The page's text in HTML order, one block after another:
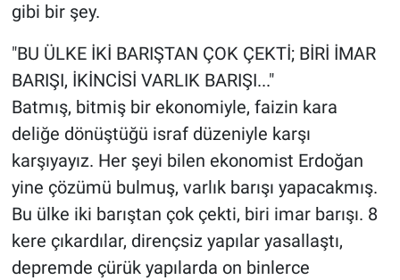
gibi bir şey.
"BU ÜLKE İKİ BARIŞTAN ÇOK ÇEKTİ; BİRİ İMAR
BARIŞI, İKİNCİSİ VARLIK BARIŞI..."
Batmış, bitmiş bir ekonomiyle, faizin kara
deliğe dönüştüğü israf düzeniyle karşı
karşıyayız. Her şeyi bilen ekonomist Erdoğan
yine çözümü bulmuş, varlık barışı yapacakmış.
Bu ülke iki barıştan çok çekti, biri imar barışı. 8
kere çıkardılar, dirençsiz yapılar yasallaştı,
depremde çürük yapılarda on binlerce